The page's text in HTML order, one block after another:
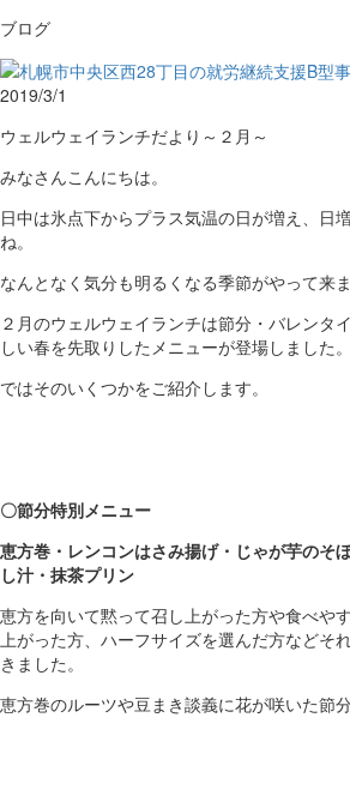
ブログ
2019/3/1
ウェルウェイランチだより～２月～
みなさんこんにちは。
日中は氷点下からプラス気温の日が増え、日
ね。
なんとなく気分も明るくなる季節がやって来ま
２月のウェルウェイランチは節分・バレンタ
しい春を先取りしたメニューが登場しました。
ではそのいくつかをご紹介します。
〇節分特別メニュー
恵方巻・レンコンはさみ揚げ・じゃが芋のそ
し汁・抹茶プリン
恵方を向いて黙って召し上がった方や食べや
上がった方、ハーフサイズを選んだ方などそ
きました。
恵方巻のルーツや豆まき談義に花が咲いた節